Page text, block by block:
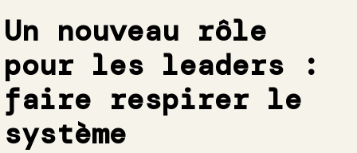
Un nouveau rôle
pour les leaders :
faire respirer le
système